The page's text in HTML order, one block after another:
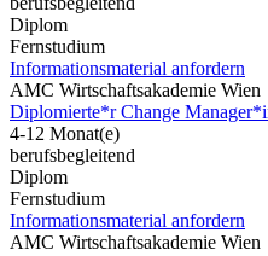
Diplom
Fernstudium
Informationsmaterial anfordern
AMC Wirtschaftsakademie Wien
Diplomierte*r Change
4-12 Monat(e)
berufsbegleitend
Diplom
Fernstudium
Informationsmaterial anfordern
AMC Wirtschaftsakademie Wien